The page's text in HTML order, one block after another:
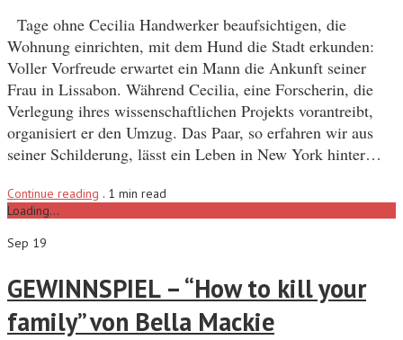
Tage ohne Cecilia Handwerker beaufsichtigen, die
Wohnung einrichten, mit dem Hund die Stadt erkunden:
Voller Vorfreude erwartet ein Mann die Ankunft seiner
Frau in Lissabon. Während Cecilia, eine Forscherin, die
Verlegung ihres wissenschaftlichen Projekts vorantreibt,
organisiert er den Umzug. Das Paar, so erfahren wir aus
seiner Schilderung, lässt ein Leben in New York hinter…
Continue reading . 1 min read
Loading...
Sep 19
GEWINNSPIEL – “How to kill your
family” von Bella Mackie